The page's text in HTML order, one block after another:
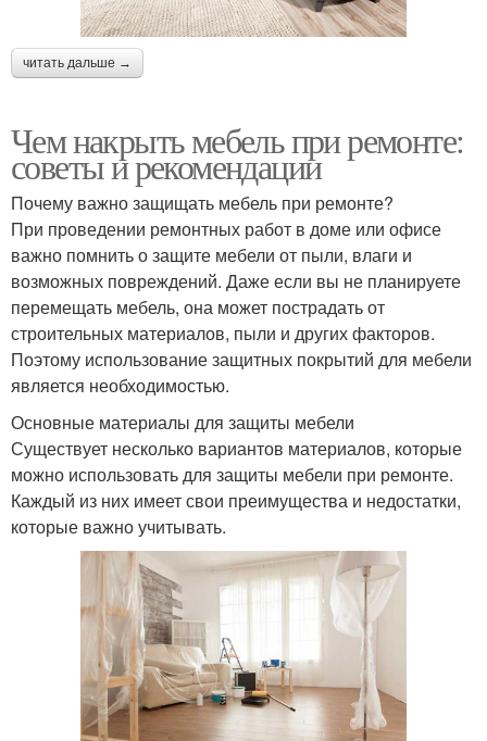
читать дальше →
Чем накрыть мебель при ремонте:
советы и рекомендации
Почему важно защищать мебель при ремонте?
При проведении ремонтных работ в доме или офисе
важно помнить о защите мебели от пыли, влаги и
возможных повреждений. Даже если вы не планируете
перемещать мебель, она может пострадать от
строительных материалов, пыли и других факторов.
Поэтому использование защитных покрытий для мебели
является необходимостью.
Основные материалы для защиты мебели
Существует несколько вариантов материалов, которые
можно использовать для защиты мебели при ремонте.
Каждый из них имеет свои преимущества и недостатки,
которые важно учитывать.